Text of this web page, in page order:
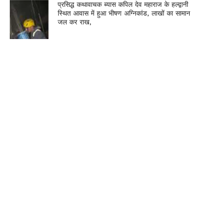
प्रसिद्ध कथावाचक ब्यास कपिल देव महाराज के हल्द्वानी
स्थित आवास में हुआ भीषण अग्निकांड, लाखों का सामान
जल कर राख,